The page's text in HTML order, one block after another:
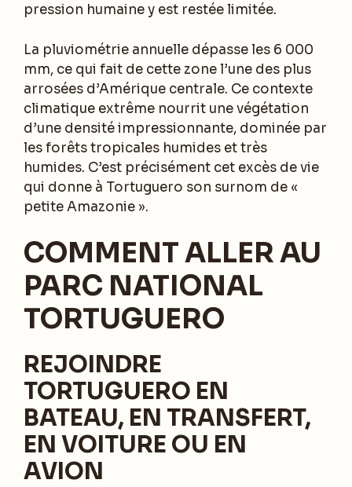
pression humaine y est restée limitée.
La pluviométrie annuelle dépasse les 6 000
mm, ce qui fait de cette zone l’une des plus
arrosées d’Amérique centrale. Ce contexte
climatique extrême nourrit une végétation
d’une densité impressionnante, dominée par
les forêts tropicales humides et très
humides. C’est précisément cet excès de vie
qui donne à Tortuguero son surnom de «
petite Amazonie ».
COMMENT ALLER AU
PARC NATIONAL
TORTUGUERO
REJOINDRE
TORTUGUERO EN
BATEAU, EN TRANSFERT,
EN VOITURE OU EN
AVION